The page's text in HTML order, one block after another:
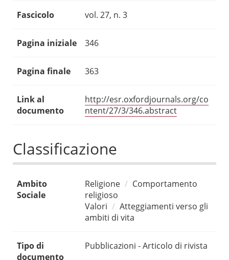
Fascicolo vol. 27, n. 3
Pagina iniziale 346
Pagina finale 363
Link al
documento
http://esr.oxfordjournals.org/co
ntent/27/3/346.abstract
Classificazione
Ambito
Sociale
Religione
Comportamento
religioso
Valori
Atteggiamenti verso gli
ambiti di vita
Tipo di
documento
Pubblicazioni - Articolo di rivista